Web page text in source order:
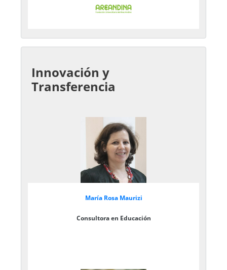
Innovación y
Transferencia
María Rosa Maurizi
Consultora en Educación